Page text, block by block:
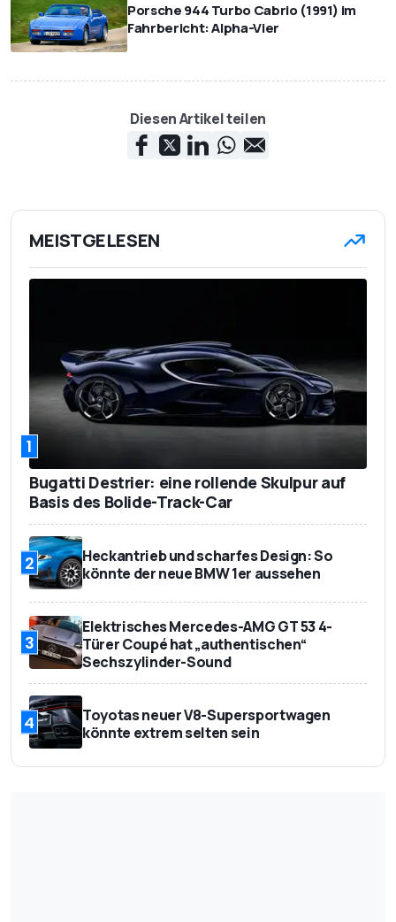
Porsche 944 Turbo Cabrio (1991) im
Fahrbericht: Alpha-Vier
Diesen Artikel teilen
MEISTGELESEN
1
Bugatti Destrier: eine rollende Skulpur auf
Basis des Bolide-Track-Car
2
Heckantrieb und scharfes Design: So
könnte der neue BMW 1er aussehen
3
Elektrisches Mercedes-AMG GT 53 4-
Türer Coupé hat „authentischen“
Sechszylinder-Sound
4
Toyotas neuer V8-Supersportwagen
könnte extrem selten sein